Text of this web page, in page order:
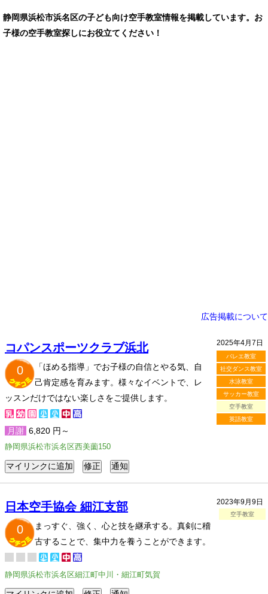
静岡県浜松市浜名区の子ども向け空手教室情報を掲載しています。お
子様の空手教室探しにお役立てください！
広告掲載について
2025年4月7日
バレエ教室
社交ダンス教室
水泳教室
サッカー教室
空手教室
英語教室
コパンスポーツクラブ浜北
0
「ほめる指導」でお子様の自信とやる気、自
己肯定感を育みます。様々なイベントで、レ
ッスンだけではない楽しさをご提供します。
月謝 6,820 円～
静岡県浜松市浜名区西美薗150
2023年9月9日
空手教室
日本空手協会 細江支部
0
まっすぐ、強く、心と技を継承する。真剣に稽
古することで、集中力を養うことができます。
静岡県浜松市浜名区細江町中川・細江町気賀